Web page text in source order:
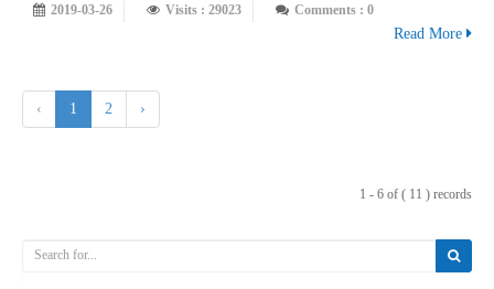
2019-03-26 Visits : 29023 Comments : 0
Read More
‹ 1 2 ›
1 - 6 of ( 11 ) records